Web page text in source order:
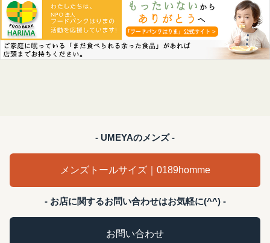
- UMEYAのメンズ -
メンズトールサイズ｜0189homme
- お店に関するお問い合わせはお気軽に(^^) -
お問い合わせ